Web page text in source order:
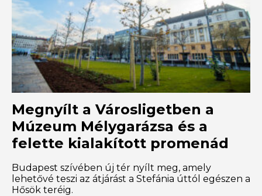
Megnyílt a Városligetben a
Múzeum Mélygarázsa és a
felette kialakított promenád
Budapest szívében új tér nyílt meg, amely
lehetővé teszi az átjárást a Stefánia úttól egészen a
Hősök teréig.